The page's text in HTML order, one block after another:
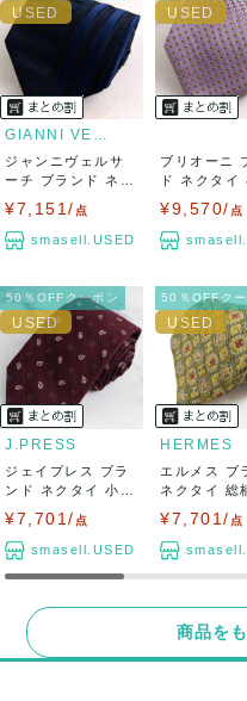
GIANNI VERSACE
ジャンニヴェルサ
ーチ ブランド ネク
¥7,151/ 点
smasell.USED
ブリオーニ
ド ネクタイ
¥9,570/ 点
50％OFFクーポン
J.PRESS
ジェイプレス ブラ
ンド ネクタイ 小紋
¥7,701/ 点
smasell.USED
50％OFFクー
HERMES
エルメス ブ
ネクタイ 総
¥7,701/ 点
商品を